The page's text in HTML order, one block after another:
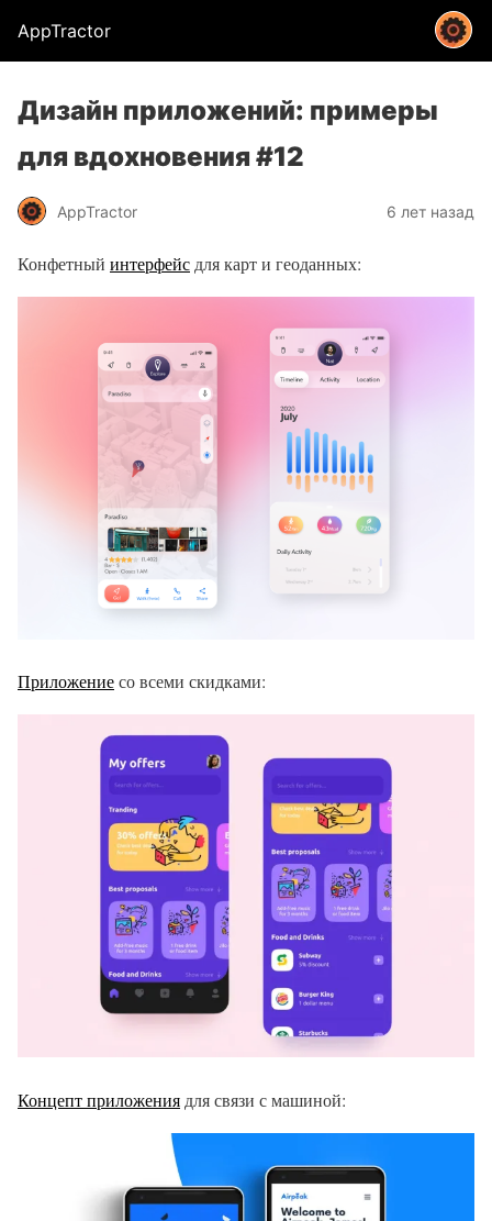
AppTractor
Дизайн приложений: примеры
для вдохновения #12
AppTractor 6 лет назад
Конфетный интерфейс для карт и геоданных:
Приложениесо всеми скидками:
Концепт приложения для связи с машиной: